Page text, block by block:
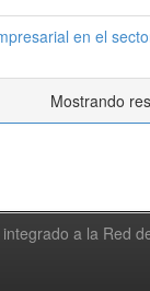
en el
Mostrando
a la Red